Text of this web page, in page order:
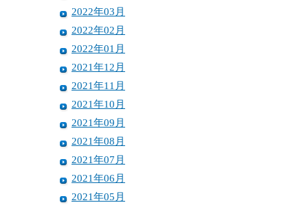
2022年03月
2022年02月
2022年01月
2021年12月
2021年11月
2021年10月
2021年09月
2021年08月
2021年07月
2021年06月
2021年05月